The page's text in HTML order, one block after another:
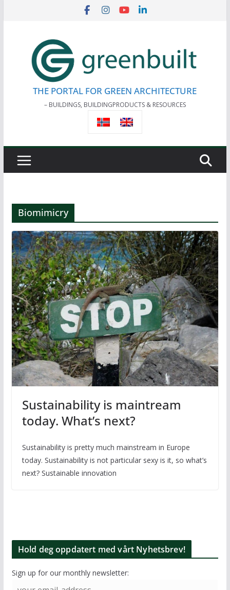
THE PORTAL FOR GREEN ARCHITECTURE
– BUILDINGS, BUILDINGPRODUCTS & RESOURCES
Biomimicry
Sustainability is maintream
today. What’s next?
Sustainability is pretty much mainstream in Europe
today. Sustainability is not particular sexy is it, so what’s
next? Sustainable innovation
Hold deg oppdatert med vårt Nyhetsbrev!
Sign up for our monthly newsletter: